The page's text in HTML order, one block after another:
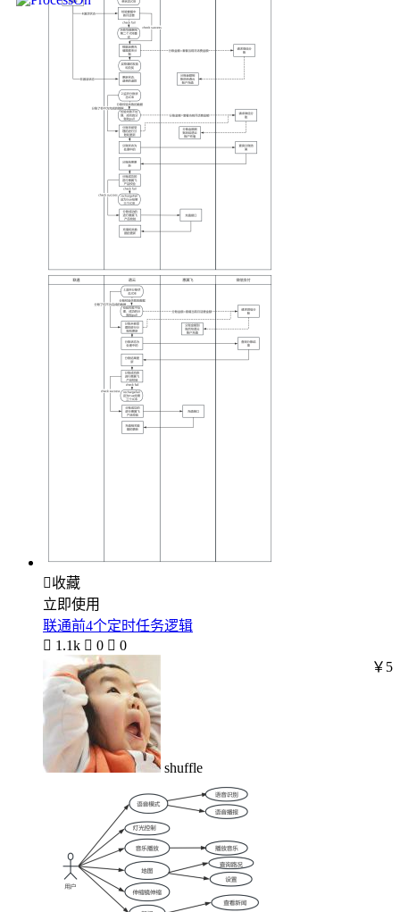
收藏
立即使用
联通前4个定时任务逻辑
 1.1k  0  0
shuffle
￥5